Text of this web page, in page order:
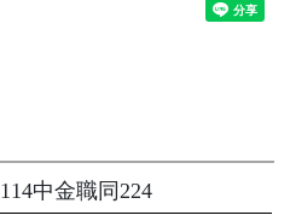
114中金職同224